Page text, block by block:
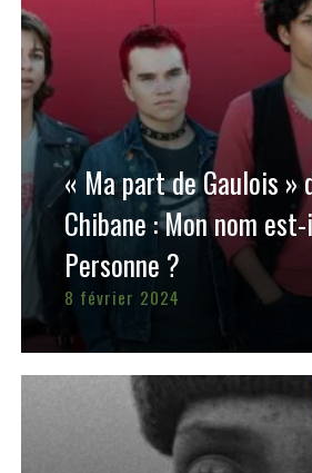
« Ma part de Gaulois »
Chibane : Mon nom
Personne ?
8 février 2024